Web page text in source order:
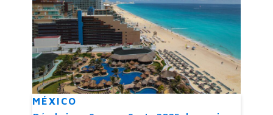
MÉXICO